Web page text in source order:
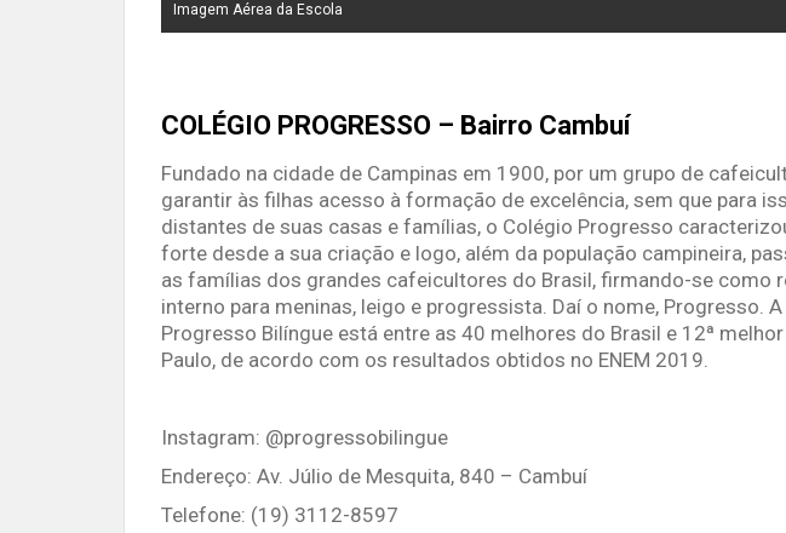
Imagem Aérea da Escola
COLÉGIO PROGRESSO – Bairro Cambuí
Fundado na cidade de Campinas em 1900, por um grupo de
garantir às filhas acesso à formação de excelência, sem que para
distantes de suas casas e famílias, o Colégio Progresso
forte desde a sua criação e logo, além da população campineira,
as famílias dos grandes cafeicultores do Brasil, firmando-se como
interno para meninas, leigo e progressista. Daí o nome, Progresso.
Progresso Bilíngue está entre as 40 melhores do Brasil e 12ª
Paulo, de acordo com os resultados obtidos no ENEM 2019.
Instagram: @progressobilingue
Endereço: Av. Júlio de Mesquita, 840 – Cambuí
Telefone: (19) 3112-8597